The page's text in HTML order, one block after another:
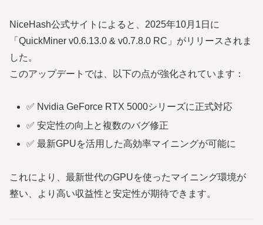
NiceHash公式サイトによると、2025年10月1日に
「QuickMiner v0.6.13.0 & v0.7.8.0 RC」がリリースされま
した。
このアップデートでは、以下の点が強化されています：
✅ Nvidia GeForce RTX 5000シリーズに正式対応
✅ 安定性の向上と複数のバグ修正
✅ 最新GPUを活用した高効率マイニングが可能に
これにより、最新世代のGPUを使ったマイニング環境が
整い、より高い収益性と安定性が期待できます。